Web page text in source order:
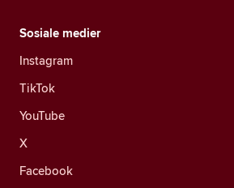
Sosiale medier
Instagram
TikTok
YouTube
X
Facebook